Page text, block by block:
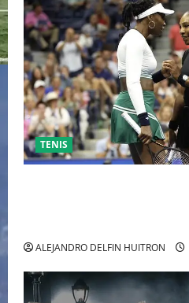
TENIS
ALEJANDRO DELFIN HUITRON